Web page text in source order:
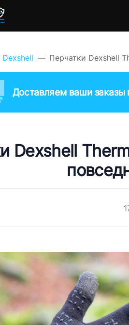
Dexshell Перчатки Dexshell
Доставляем ваши заказы
Dexshell